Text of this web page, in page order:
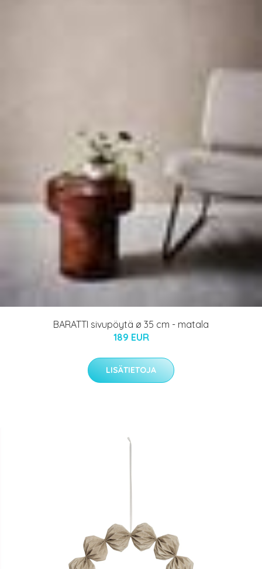
BARATTI sivupöytä ø 35 cm - matala
189 EUR
LISÄTIETOJA